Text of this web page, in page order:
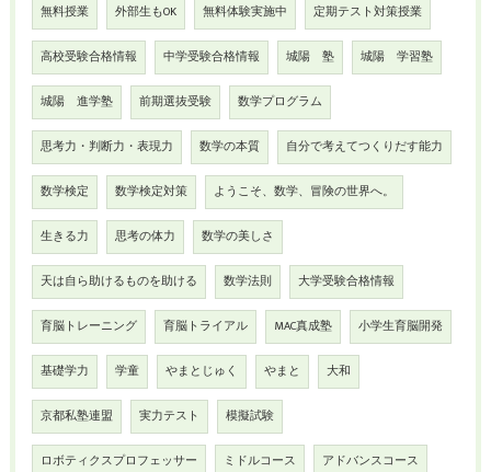
無料授業 外部生もOK 無料体験実施中 定期テスト対策授業
高校受験合格情報 中学受験合格情報 城陽 塾 城陽 学習塾
城陽 進学塾 前期選抜受験 数学プログラム
思考力・判断力・表現力 数学の本質 自分で考えてつくりだす能力
数学検定 数学検定対策 ようこそ、数学、冒険の世界へ。
生きる力 思考の体力 数学の美しさ
天は自ら助けるものを助ける 数学法則 大学受験合格情報
育脳トレーニング 育脳トライアル MAC真成塾 小学生育脳開発
基礎学力 学童 やまとじゅく やまと 大和
京都私塾連盟 実力テスト 模擬試験
ロボティクスプロフェッサー ミドルコース アドバンスコース